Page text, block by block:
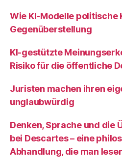
Wie KI‑Modelle politische
Gegenüberstellung
KI‑gestützte
Risiko für die öffentliche
Juristen machen ihren
unglaubwürdig
Denken, Sprache und die
bei Descartes – eine
Abhandlung, die man